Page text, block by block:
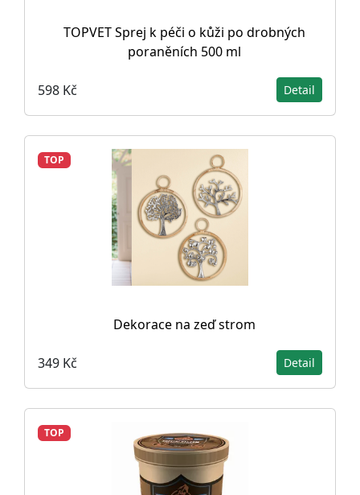
TOPVET Sprej k péči o kůži po drobných
poraněních 500 ml
598 Kč Detail
TOP
Dekorace na zeď strom
349 Kč Detail
TOP